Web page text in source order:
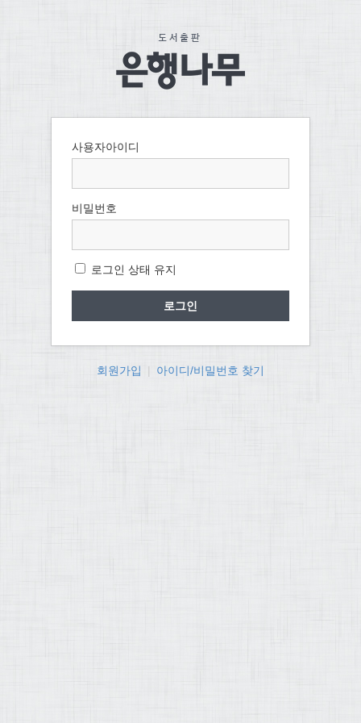
사용자아이디
비밀번호
로그인 상태 유지
회원가입 아이디/비밀번호 찾기